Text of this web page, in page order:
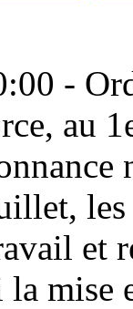
-
au
et
mise